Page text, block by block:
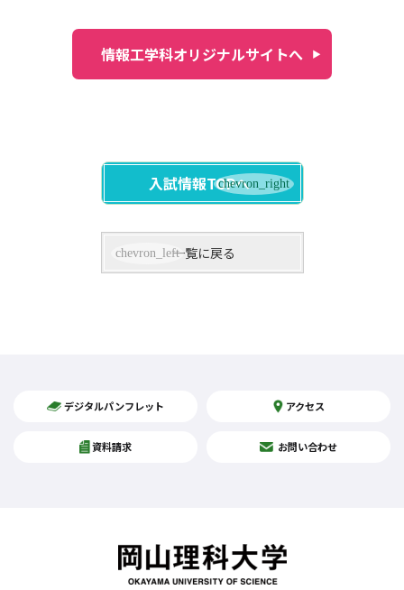
情報工学科オリジナルサイトへ
入試情報TOPへ
一覧に戻る
デジタルパンフレット アクセス
資料請求 お問い合わせ